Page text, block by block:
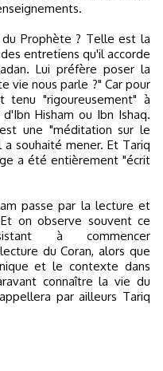
Prophète ? Telle est la
entretiens qu'il accorde
Lui préfère poser la
vie nous parle ?" Car pour
"rigoureusement" à
Hisham ou Ibn Ishaq.
une "méditation sur le
souhaité mener. Et Tariq
a été entièrement "écrit
passe par la lecture et
on observe souvent ce
à commencer
du Coran, alors que
et le contexte dans
connaître la vie du
par ailleurs Tariq